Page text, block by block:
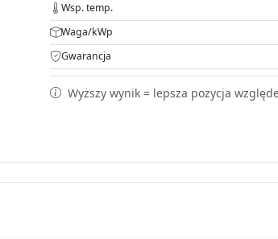
Wsp. temp.
Waga/kWp
Gwarancja
Wyższy wynik = lepsza pozycja